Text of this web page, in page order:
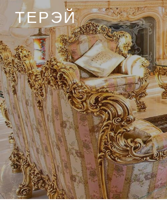
ТЕРЭЙ